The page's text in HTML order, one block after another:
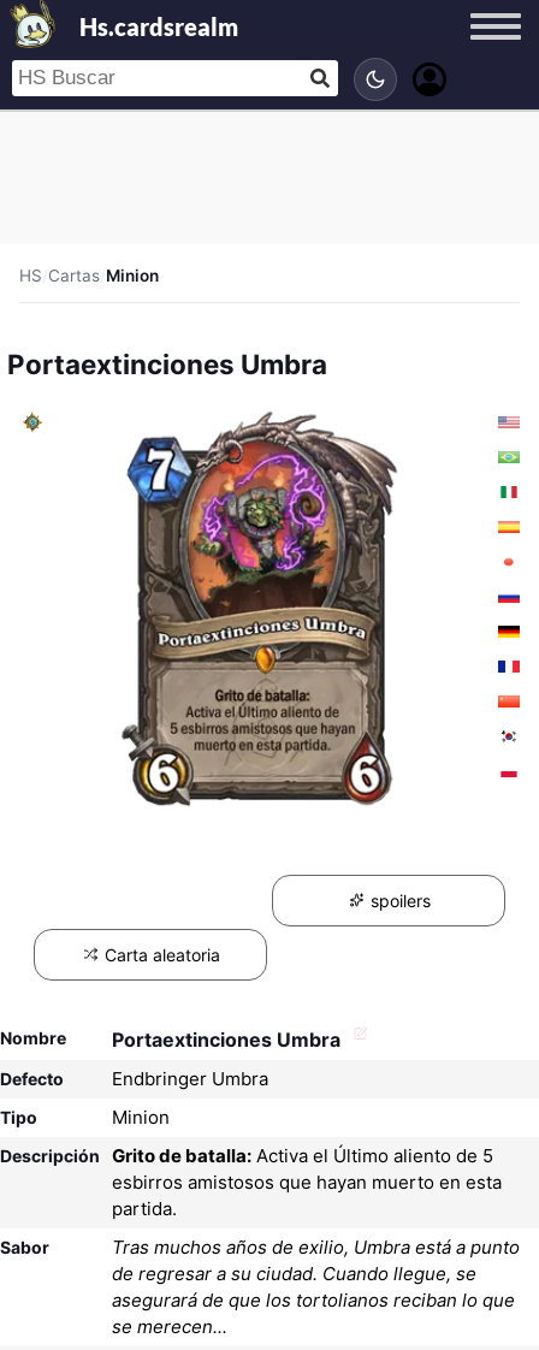
Hs.cardsrealm
HS/Cartas/Minion
Portaextinciones Umbra
spoilers
Carta aleatoria
Nombre Portaextinciones Umbra
Defecto Endbringer Umbra
Tipo Minion
Descripción Grito de batalla: Activa el Último aliento de 5
esbirros amistosos que hayan muerto en esta
partida.
Sabor
Tras muchos años de exilio, Umbra está a punto
de regresar a su ciudad. Cuando llegue, se
asegurará de que los tortolianos reciban lo que
se merecen...